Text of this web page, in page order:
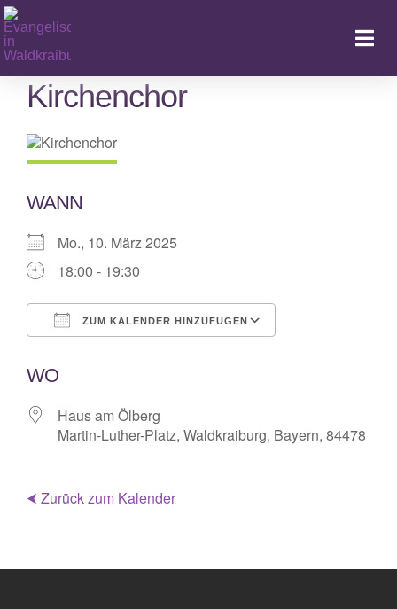
Zum
Inhalt
springen
Kirchenchor
WANN
Mo., 10. März 2025
18:00 - 19:30
ZUM KALENDER HINZUFÜGEN
WO
Haus am Ölberg
Martin-Luther-Platz, Waldkraiburg, Bayern, 84478
⮜ Zurück zum Kalender